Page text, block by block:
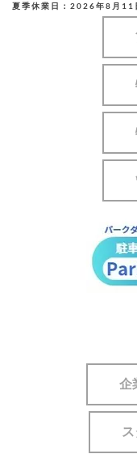
夏季休業日：2026年8月11